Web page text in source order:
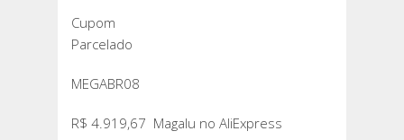
Cupom
Parcelado
MEGABR08
R$ 4.919,67 Magalu no AliExpress